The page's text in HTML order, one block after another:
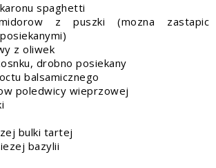
spaghetti
z puszki (mozna zastapic
z oliwek
drobno posiekany
balsamicznego
poledwicy wieprzowej
bulki tartej
bazylii